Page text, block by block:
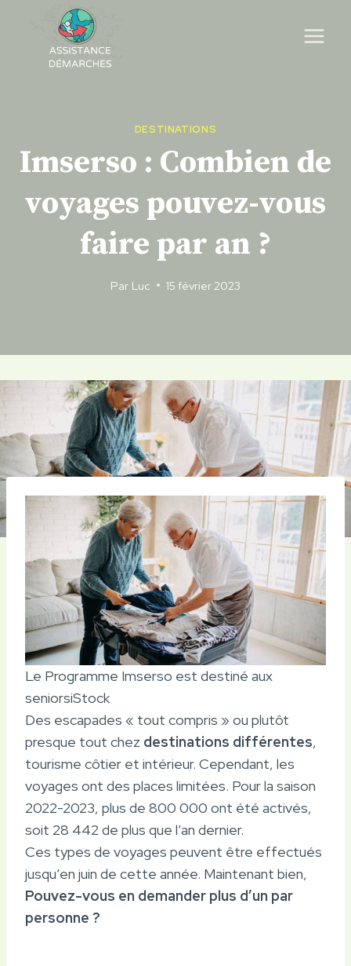
content
DESTINATIONS
Imserso : Combien de
voyages pouvez-vous
faire par an ?
Par Luc 15 février 2023
Le Programme Imserso est destiné aux
seniorsiStock
Des escapades « tout compris » ou plutôt
presque tout chez destinations différentes,
tourisme côtier et intérieur. Cependant, les
voyages ont des places limitées. Pour la saison
2022-2023, plus de 800 000 ont été activés,
soit 28 442 de plus que l’an dernier.
Ces types de voyages peuvent être effectués
jusqu’en juin de cette année. Maintenant bien,
Pouvez-vous en demander plus d’un par
personne ?